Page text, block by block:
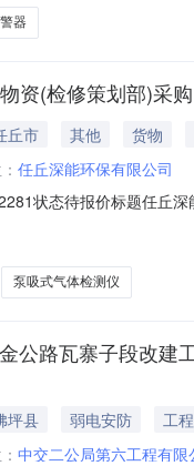
器
资(检修策划部)采
丘市 其他
货物
任丘深能环保有限公司
状态待报价标题任丘
泵吸式气体检测仪
公路瓦寨子段改
坪县 弱电安防
工程
中交二公局第六工程有限